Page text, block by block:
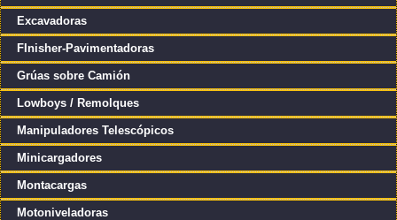
Excavadoras
FInisher-Pavimentadoras
Grúas sobre Camión
Lowboys / Remolques
Manipuladores Telescópicos
Minicargadores
Montacargas
Motoniveladoras